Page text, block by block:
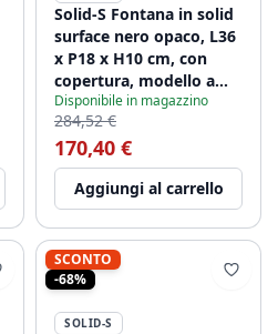
Solid-S Fontana in solid
surface nero opaco, L36
x P18 x H10 cm, con
copertura, modello a
destra con foro per
rubinetto 1208954163
Disponibile in magazzino
284,52 €
170,40 €
Aggiungi al carrello
SCONTO
-68%
SOLID-S